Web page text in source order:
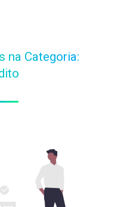
na Categoria: